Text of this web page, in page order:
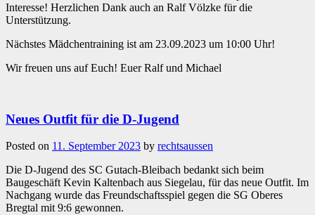
Interesse! Herzlichen Dank auch an Ralf Völzke für die
Unterstützung.
Nächstes Mädchentraining ist am 23.09.2023 um 10:00 Uhr!
Wir freuen uns auf Euch! Euer Ralf und Michael
Neues Outfit für die D-Jugend
Posted on 11. September 2023 by rechtsaussen
Die D-Jugend des SC Gutach-Bleibach bedankt sich beim
Baugeschäft Kevin Kaltenbach aus Siegelau, für das neue Outfit. Im
Nachgang wurde das Freundschaftsspiel gegen die SG Oberes
Bregtal mit 9:6 gewonnen.